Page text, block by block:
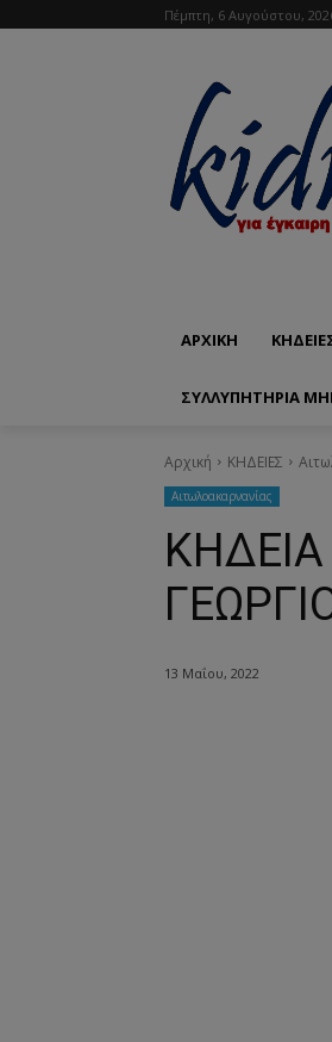
Πέμπτη, 6 Αυγούστου,
ΑΡΧΙΚΗ
ΣΥΛΛΥΠΗΤΗΡΙΑ
Αρχική ΚΗΔΕΙΕΣ
Aιτωλοακαρνανίας
13 Μαΐου, 2022